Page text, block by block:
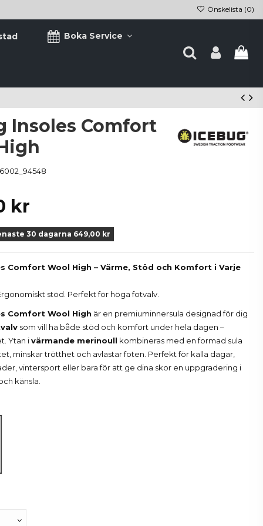
Önskelista (0)
Boka Service
Insoles Comfort
kr
30 dagarna 649,00 kr
Comfort Wool High – Värme, Stöd och Komfort i Varje
stöd. Perfekt för höga fotvalv.
Comfort Wool High är en premiuminnersula designad för dig
som vill ha både stöd och komfort under hela dagen –
Ytan ivärmande merinoull kombineras med en formad sula
minskar trötthet och avlastar foten. Perfekt för kalla dagar,
vintersport eller bara för att ge dina skor en uppgradering i
känsla.